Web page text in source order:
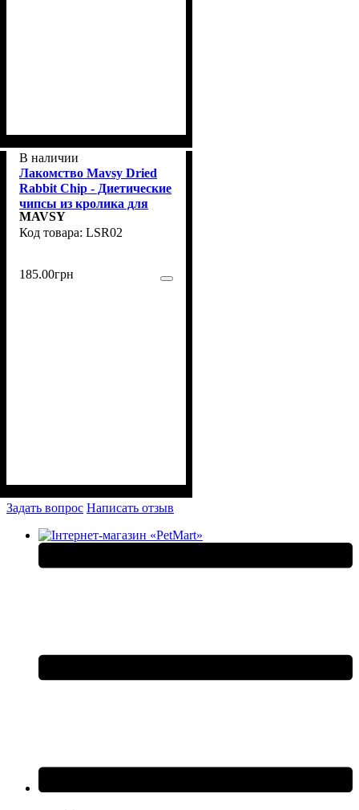
В наличии
Лакомство Mavsy Dried
Rabbit Chip - Диетические
чипсы из кролика для
собак с чувствительным
пищеварением, 100 г
MAVSY
LSR02
185.00грн
Задать вопрос Написать отзыв